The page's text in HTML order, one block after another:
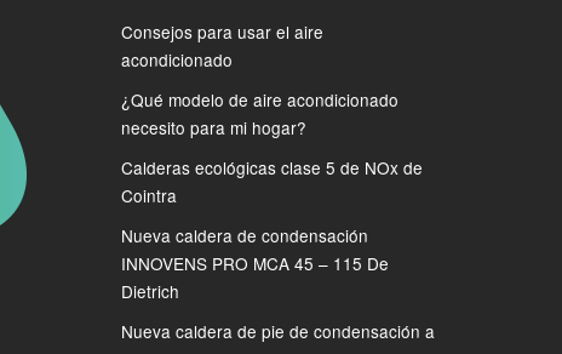
Consejos para usar el aire
acondicionado
¿Qué modelo de aire acondicionado
necesito para mi hogar?
Calderas ecológicas clase 5 de NOx de
Cointra
Nueva caldera de condensación
INNOVENS PRO MCA 45 – 115 De
Dietrich
Nueva caldera de pie de condensación a